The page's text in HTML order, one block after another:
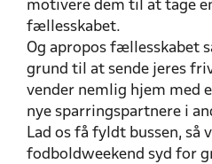
motivere dem til at tage
fællesskabet.
Og apropos fællesskabet
grund til at sende jeres
vender nemlig hjem med
nye sparringspartnere i
Lad os få fyldt bussen, så
fodboldweekend syd for